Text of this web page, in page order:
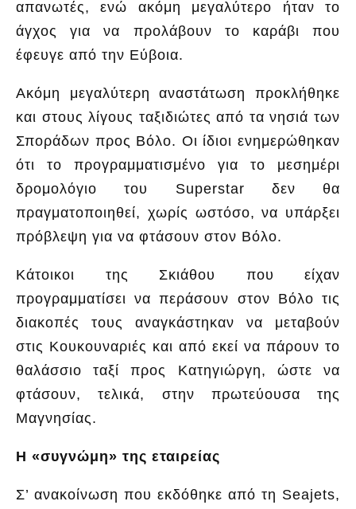
απανωτές, ενώ ακόμη μεγαλύτερο ήταν το
άγχος για να προλάβουν το καράβι που
έφευγε από την Εύβοια.
Ακόμη μεγαλύτερη αναστάτωση προκλήθηκε
και στους λίγους ταξιδιώτες από τα νησιά των
Σποράδων προς Βόλο. Οι ίδιοι ενημερώθηκαν
ότι το προγραμματισμένο για το μεσημέρι
δρομολόγιο του Superstar δεν θα
πραγματοποιηθεί, χωρίς ωστόσο, να υπάρξει
πρόβλεψη για να φτάσουν στον Βόλο.
Κάτοικοι της Σκιάθου που είχαν
προγραμματίσει να περάσουν στον Βόλο τις
διακοπές τους αναγκάστηκαν να μεταβούν
στις Κουκουναριές και από εκεί να πάρουν το
θαλάσσιο ταξί προς Κατηγιώργη, ώστε να
φτάσουν, τελικά, στην πρωτεύουσα της
Μαγνησίας.
Η «συγνώμη» της εταιρείας
Σ’ ανακοίνωση που εκδόθηκε από τη Seajets,